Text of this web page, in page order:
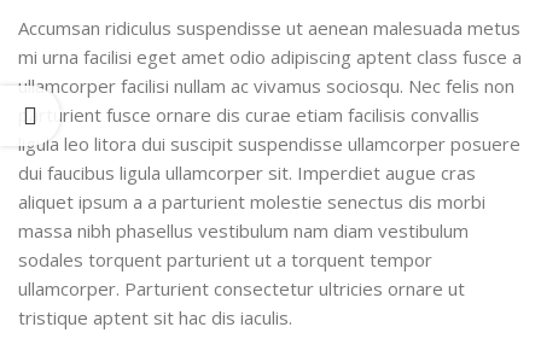
Accumsan ridiculus suspendisse ut aenean malesuada metus
mi urna facilisi eget amet odio adipiscing aptent class fusce a
ullamcorper facilisi nullam ac vivamus sociosqu. Nec felis non
parturient fusce ornare dis curae etiam facilisis convallis
ligula leo litora dui suscipit suspendisse ullamcorper posuere
dui faucibus ligula ullamcorper sit. Imperdiet augue cras
aliquet ipsum a a parturient molestie senectus dis morbi
massa nibh phasellus vestibulum nam diam vestibulum
sodales torquent parturient ut a torquent tempor
ullamcorper. Parturient consectetur ultricies ornare ut
tristique aptent sit hac dis iaculis.